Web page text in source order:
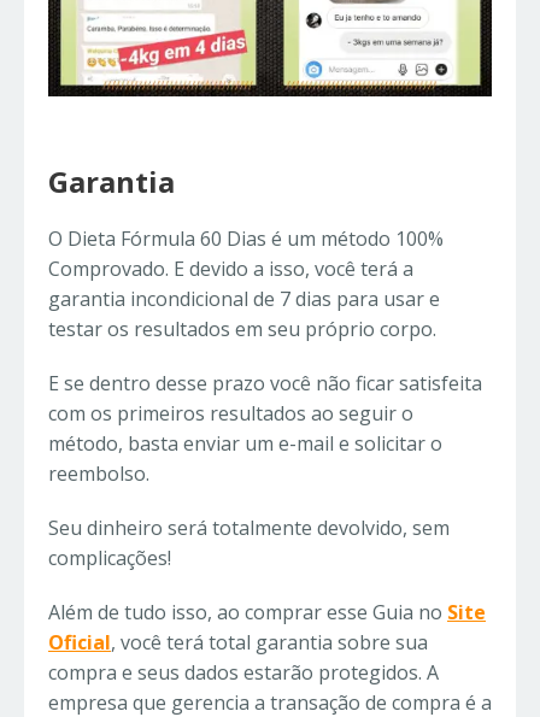
Garantia
O Dieta Fórmula 60 Dias é um método 100%
Comprovado. E devido a isso, você terá a
garantia incondicional de 7 dias para usar e
testar os resultados em seu próprio corpo.
E se dentro desse prazo você não ficar satisfeita
com os primeiros resultados ao seguir o
método, basta enviar um e-mail e solicitar o
reembolso.
Seu dinheiro será totalmente devolvido, sem
complicações!
Além de tudo isso, ao comprar esse Guia no Site
Oficial, você terá total garantia sobre sua
compra e seus dados estarão protegidos. A
empresa que gerencia a transação de compra é a